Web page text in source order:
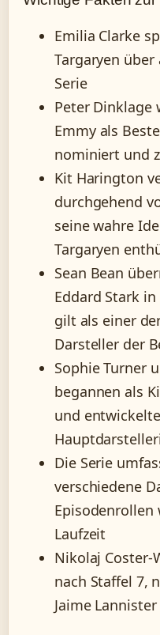
Emilia Clarke
Targaryen
Serie
Peter Dinklage
Emmy als
nominiert und
Kit Harington
durchgehend
seine wahre
Targaryen
Sean Bean
Eddard Stark
gilt als einer
Darsteller der
Sophie Turner
begannen als
und
Die Serie
verschiedene
Episodenrollen
Laufzeit
Nikolaj Coster-
nach Staffel 7,
Jaime